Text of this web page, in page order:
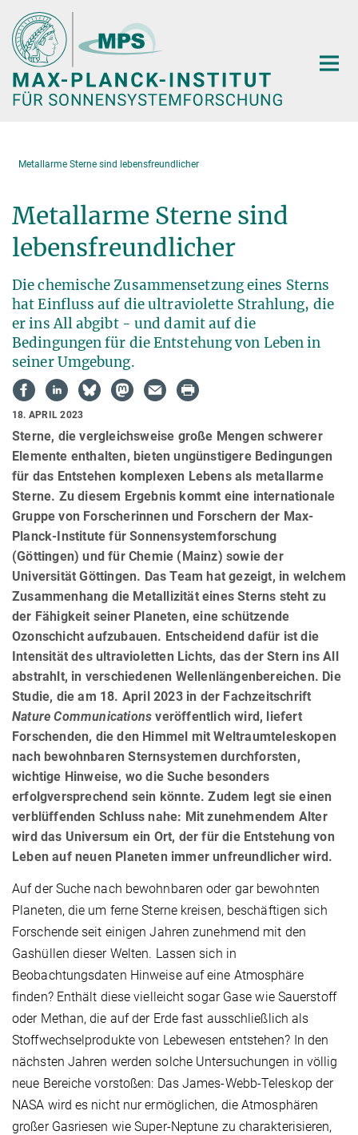
Hauptinhalt
Metallarme Sterne sind lebensfreundlicher
Metallarme Sterne sind
lebensfreundlicher
Die chemische Zusammensetzung eines Sterns
hat Einfluss auf die ultraviolette Strahlung, die
er ins All abgibt - und damit auf die
Bedingungen für die Entstehung von Leben in
seiner Umgebung.
18. APRIL 2023
Sterne, die vergleichsweise große Mengen schwerer
Elemente enthalten, bieten ungünstigere Bedingungen
für das Entstehen komplexen Lebens als metallarme
Sterne. Zu diesem Ergebnis kommt eine internationale
Gruppe von Forscherinnen und Forschern der Max-
Planck-Institute für Sonnensystemforschung
(Göttingen) und für Chemie (Mainz) sowie der
Universität Göttingen. Das Team hat gezeigt, in welchem
Zusammenhang die Metallizität eines Sterns steht zu
der Fähigkeit seiner Planeten, eine schützende
Ozonschicht aufzubauen. Entscheidend dafür ist die
Intensität des ultravioletten Lichts, das der Stern ins All
abstrahlt, in verschiedenen Wellenlängenbereichen. Die
Studie, die am 18. April 2023 in der Fachzeitschrift
Nature Communications veröffentlich wird, liefert
Forschenden, die den Himmel mit Weltraumteleskopen
nach bewohnbaren Sternsystemen durchforsten,
wichtige Hinweise, wo die Suche besonders
erfolgversprechend sein könnte. Zudem legt sie einen
verblüffenden Schluss nahe: Mit zunehmendem Alter
wird das Universum ein Ort, der für die Entstehung von
Leben auf neuen Planeten immer unfreundlicher wird.
Auf der Suche nach bewohnbaren oder gar bewohnten
Planeten, die um ferne Sterne kreisen, beschäftigen sich
Forschende seit einigen Jahren zunehmend mit den
Gashüllen dieser Welten. Lassen sich in
Beobachtungsdaten Hinweise auf eine Atmosphäre
finden? Enthält diese vielleicht sogar Gase wie Sauerstoff
oder Methan, die auf der Erde fast ausschließlich als
Stoffwechselprodukte von Lebewesen entstehen? In den
nächsten Jahren werden solche Untersuchungen in völlig
neue Bereiche vorstoßen: Das James-Webb-Teleskop der
NASA wird es nicht nur ermöglichen, die Atmosphären
großer Gasriesen wie Super-Neptune zu charakterisieren,